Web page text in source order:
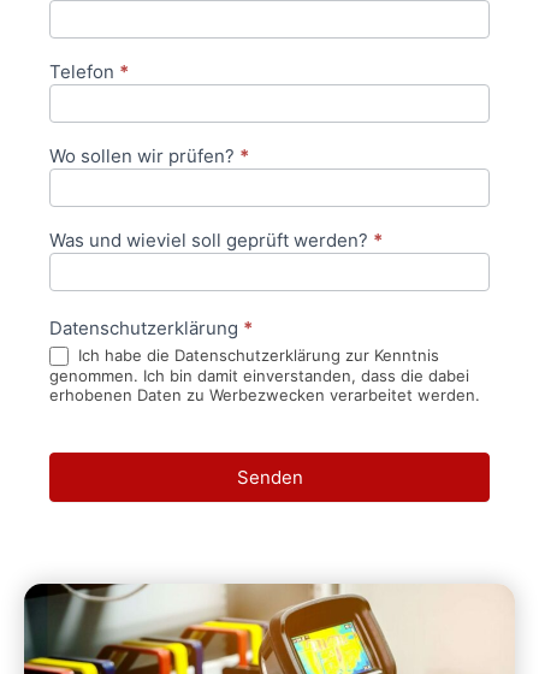
Telefon *
Wo sollen wir prüfen? *
Was und wieviel soll geprüft werden? *
Datenschutzerklärung *
Ich habe die Datenschutzerklärung zur Kenntnis
genommen. Ich bin damit einverstanden, dass die dabei
erhobenen Daten zu Werbezwecken verarbeitet werden.
Senden